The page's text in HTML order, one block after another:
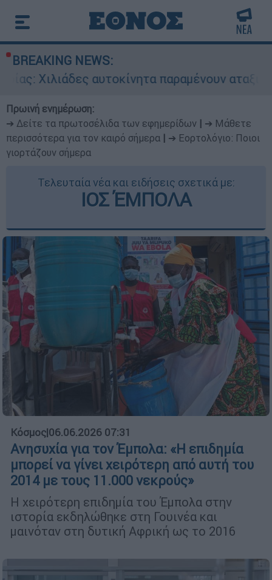
BREAKING NEWS:
αυτοκίνητα παραμένουν αταξινόμητα - Λύση
Πρωινή ενημέρωση:
➔ Δείτε τα πρωτοσέλιδα των εφημερίδων
➔ Μάθετε
περισσότερα για τον καιρό σήμερα
➔ Εορτολόγιο: Ποιοι
γιορτάζουν σήμερα
Τελευταία νέα και ειδήσεις σχετικά με:
ΙΟΣ ΈΜΠΟΛΑ
Κόσμος|06.06.2026 07:31
Ανησυχία για τον Έμπολα: «Η επιδημία
μπορεί να γίνει χειρότερη από αυτή του
2014 με τους 11.000 νεκρούς»
Η χειρότερη επιδημία του Έμπολα στην
ιστορία εκδηλώθηκε στη Γουινέα και
μαινόταν στη δυτική Αφρική ως το 2016